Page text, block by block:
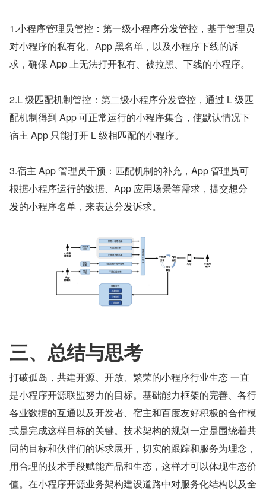
1.小程序管理员管控：第一级小程序分发管控，基于管理员
对小程序的私有化、App 黑名单，以及小程序下线的诉
求，确保 App 上无法打开私有、被拉黑、下线的小程序。
2.L 级匹配机制管控：第二级小程序分发管控，通过 L 级匹
配机制得到 App 可正常运行的小程序集合，使默认情况下
宿主 App 只能打开 L 级相匹配的小程序。
3.宿主 App 管理员干预：匹配机制的补充，App 管理员可
根据小程序运行的数据、App 应用场景等需求，提交想分
发的小程序名单，来表达分发诉求。
三、总结与思考
打破孤岛，共建开源、开放、繁荣的小程序行业生态 一直
是小程序开源联盟努力的目标。基础能力框架的完善、各行
各业数据的互通以及开发者、宿主和百度友好积极的合作模
式是完成这样目标的关键。技术架构的规划一定是围绕着共
同的目标和伙伴们的诉求展开，切实的跟踪和服务为理念，
用合理的技术手段赋能产品和生态，这样才可以体现生态价
值。在小程序开源业务架构建设道路中对服务化结构以及全